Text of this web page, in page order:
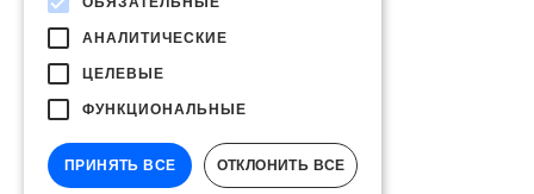
АНАЛИТИЧЕСКИЕ
ЦЕЛЕВЫЕ
ФУНКЦИОНАЛЬНЫЕ
ПРИНЯТЬ ВСЕ ОТКЛОНИТЬ ВСЕ